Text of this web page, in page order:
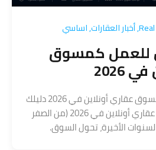
,أخبار العقارات,اساسي
للعمل كمسوق
دليلك الشامل للعمل كمسوق عقاري أونلاين في 2026 دليلك
الشامل للعمل كمسوق عقاري أونلاين في 2026 (من الصفر
الأخيرة، تحول السوق.